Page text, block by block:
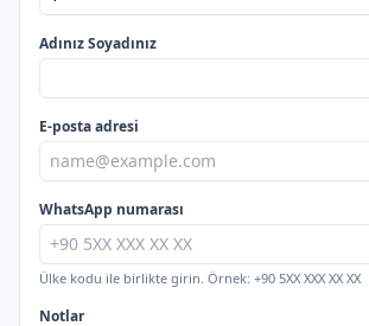
Adınız Soyadınız
E-posta adresi
WhatsApp numarası
Ülke kodu ile birlikte girin. Örnek: +90 5XX XXX XX XX
Notlar